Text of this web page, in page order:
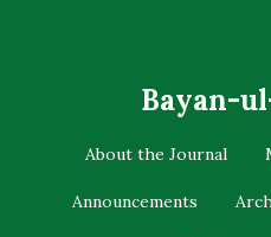
Bayan-
About the Journal
Announcements